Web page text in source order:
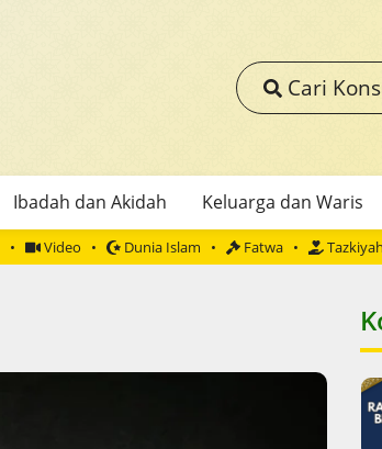
Cari
Ibadah dan Akidah Keluarga dan Waris
Video Dunia Islam Fatwa Tazkiyah